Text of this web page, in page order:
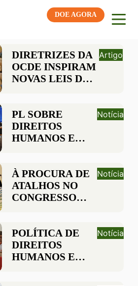
DOE AGORA
DIRETRIZES DA
OCDE INSPIRAM
NOVAS LEIS DE
DIREITOS
HUMANOS PELO
MUNDO
Artigo
PL SOBRE
DIREITOS
HUMANOS E
CÂMARA DOS
DEPUTADOS
Notícia
À PROCURA DE
ATALHOS NO
CONGRESSO
APROVAR O PL
DE DIREITOS
HUMANOS E
Notícia
POLÍTICA DE
DIREITOS
HUMANOS E
Notícia